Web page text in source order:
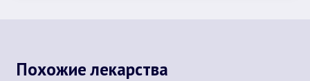
Похожие лекарства